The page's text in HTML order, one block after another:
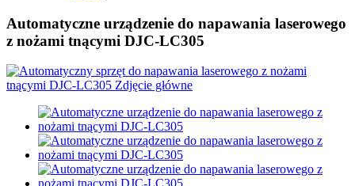
Automatyczne urządzenie do napawania laserowego
z nożami tnącymi DJC-LC305